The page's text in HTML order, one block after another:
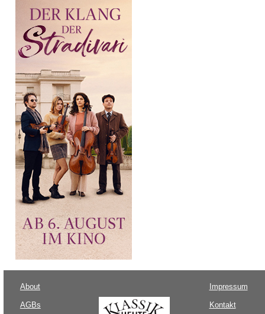
About
AGBs
Impressum
Kontakt